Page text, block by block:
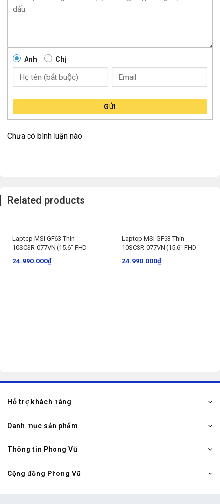
Anh Chị
GỬI
Chưa có bình luận nào
Related products
Laptop MSI GF63 Thin
10SCSR-077VN (15.6″ FHD
24.990.000₫
Laptop MSI GF63 Thin
10SCSR-077VN (15.6″ FHD
24.990.000₫
Hỗ trợ khách hàng
Danh mục sản phẩm
Thông tin Phong Vũ
Cộng đồng Phong Vũ